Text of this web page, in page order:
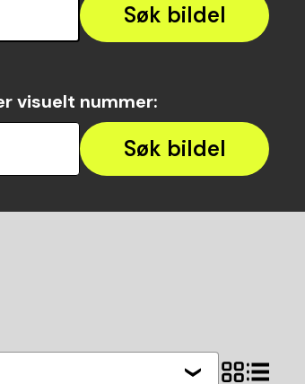
Søk bildel
visuelt nummer:
Søk bildel